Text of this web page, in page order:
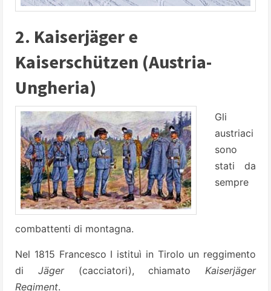
2. Kaiserjäger e
Kaiserschützen (Austria-
Ungheria)
Gli
austriaci
sono
stati da
sempre
combattenti di montagna.
Nel 1815 Francesco I istituì in Tirolo un reggimento
di Jäger(cacciatori), chiamato Kaiserjäger
Regiment.